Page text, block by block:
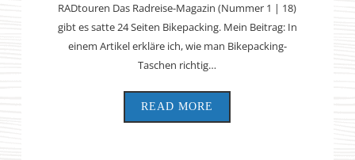
RADtouren Das Radreise-Magazin (Nummer 1 | 18)
gibt es satte 24 Seiten Bikepacking. Mein Beitrag: In
einem Artikel erkläre ich, wie man Bikepacking-
Taschen richtig…
READ MORE